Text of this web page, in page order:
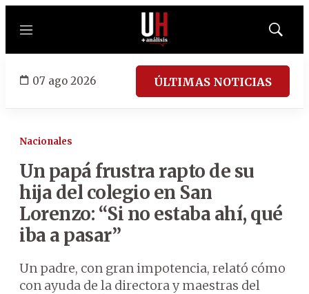
Menú
Mostrar
07 ago 2026 ÚLTIMAS NOTICIAS
Nacionales
Un papá frustra rapto de su
hija del colegio en San
Lorenzo: “Si no estaba ahí, qué
iba a pasar”
Un padre, con gran impotencia, relató cómo
con ayuda de la directora y maestras del